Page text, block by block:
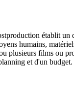
établit un
humains,
plusieurs films ou
et d'un budget.